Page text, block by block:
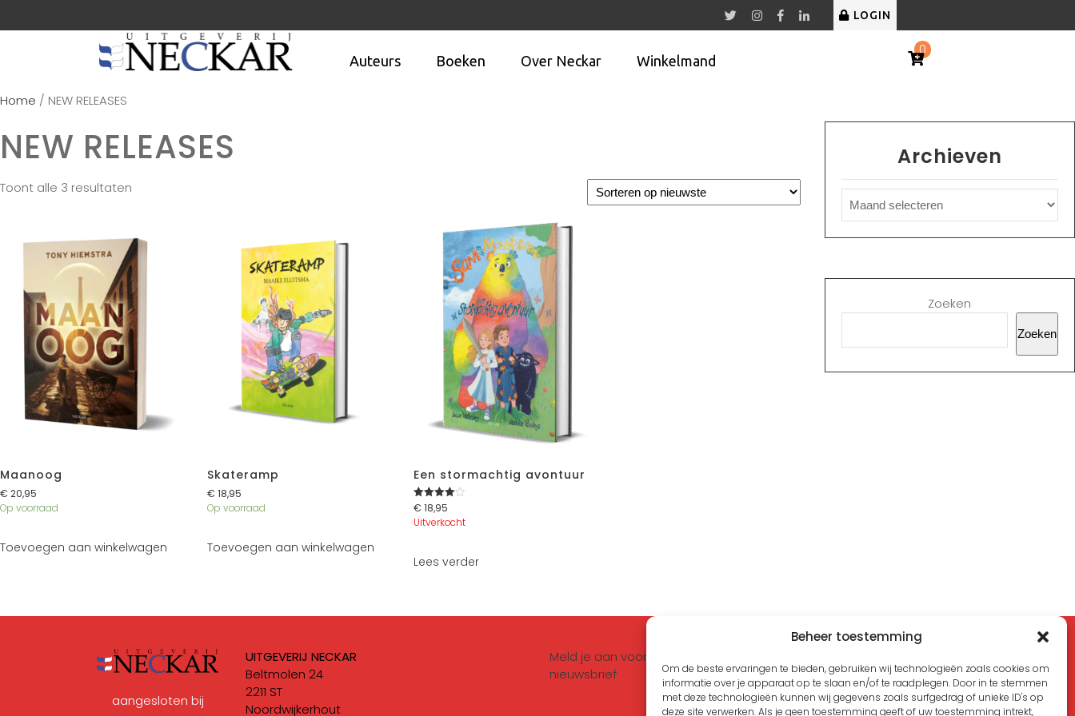
Beheer toestemming
Om de beste ervaringen te bieden, gebruiken wij technologieën zoals cookies om
informatie over je apparaat op te slaan en/of te raadplegen. Door in te stemmen
met deze technologieën kunnen wij gegevens zoals surfgedrag of unieke ID's op
deze site verwerken. Als je geen toestemming geeft of uw toestemming intrekt,
LOGIN
Auteurs Boeken Over Neckar Winkelmand
0
Home / NEW RELEASES
NEW RELEASES
Toont alle 3 resultaten
Maanoog
€ 20,95
Op voorraad
Toevoegen aan winkelwagen
Skateramp
€ 18,95
Op voorraad
Toevoegen aan winkelwagen
Een stormachtig avontuur
Gewaarde
4.00
€ 18,95
Uitverkocht
Lees verder
Archieven
Zoeken
Zoeken
aangesloten bij
UITGEVERIJ NECKAR
Beltmolen 24
2211 ST
Noordwijkerhout
Meld je aan voor de
nieuwsbrief